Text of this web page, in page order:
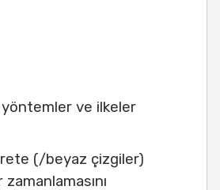
yöntemler ve ilkeler
(/beyaz çizgiler)